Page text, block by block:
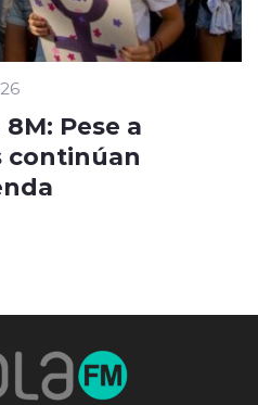
Pese a
continúan